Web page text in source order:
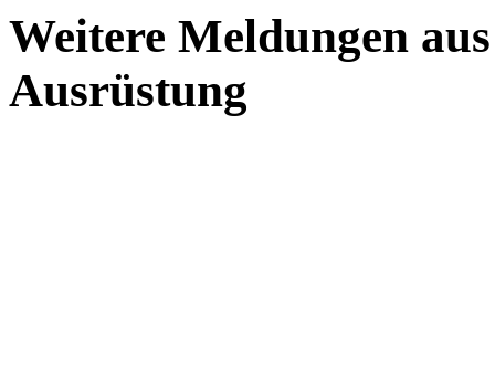
Weitere Meldungen
Ausrüstung